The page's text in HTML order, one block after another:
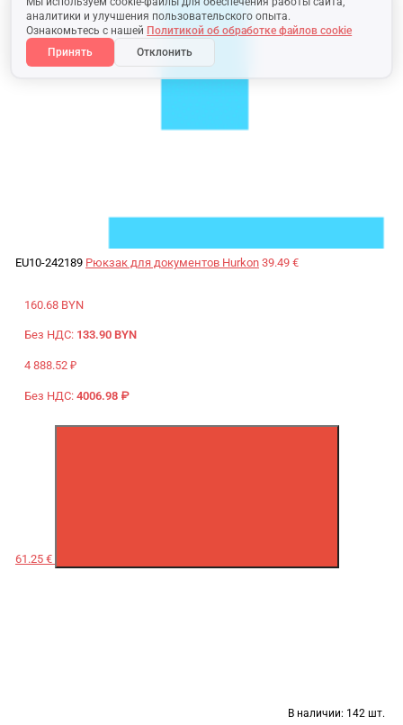
аналитики и улучшения пользовательского опыта.
Ознакомьтесь с нашей Политикой об обработке файлов cookie
Принять
Отклонить
EU10-242189 Рюкзак для документов Hurkon 39.49 €
160.68 BYN
Без НДС: 133.90 BYN
4 888.52 ₽
Без НДС: 4006.98 ₽
61.25 €
В наличии: 142 шт.